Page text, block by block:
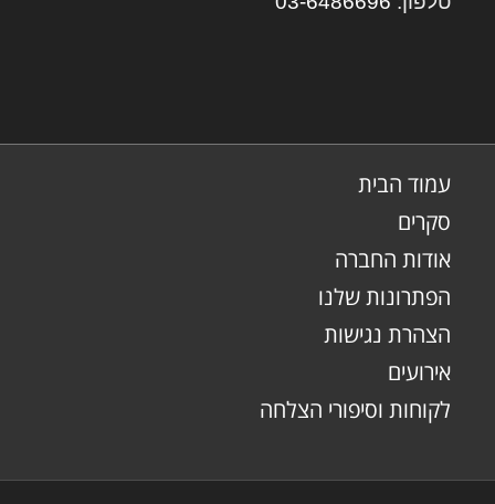
עמוד הבית
סקרים
אודות החברה
הפתרונות שלנו
הצהרת נגישות
אירועים
לקוחות וסיפורי הצלחה